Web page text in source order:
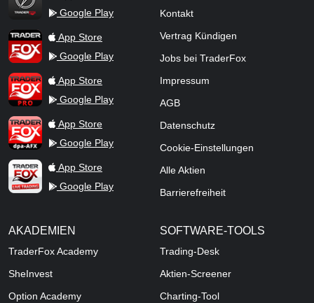
Google Play
TraderFox AppApp Store
Google Play
TraderFox ProApp Store
Google Play
TraderFox dpa-AFX ProFeed
App Store
Google Play
TraderFox Live Trading
App Store
Google Play
Kontakt
Vertrag Kündigen
Jobs bei TraderFox
Impressum
AGB
Datenschutz
Cookie-Einstellungen
Alle Aktien
Barrierefreiheit
AKADEMIEN
TraderFox Academy
SheInvest
Option Academy
SOFTWARE-TOOLS
Trading-Desk
Aktien-Screener
Charting-Tool